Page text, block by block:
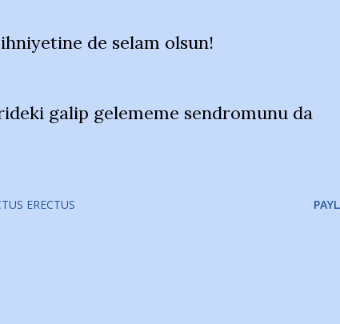
de selam olsun!
galip gelememe sendromunu da
ERECTUS